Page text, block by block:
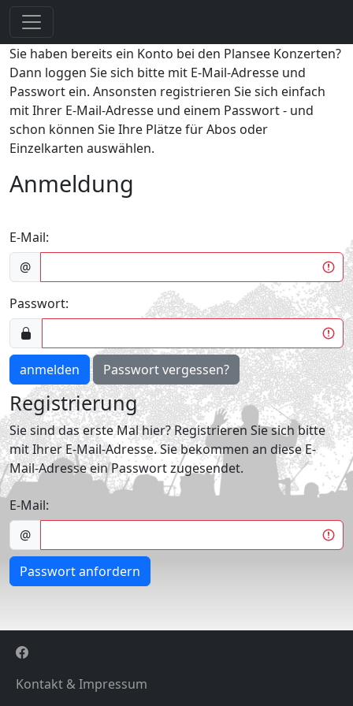
Sie haben bereits ein Konto bei den Plansee Konzerten?
Dann loggen Sie sich bitte mit E-Mail-Adresse und
Passwort ein. Ansonsten registrieren Sie sich einfach
mit Ihrer E-Mail-Adresse und einem Passwort - und
schon können Sie Ihre Plätze für Abos oder
Einzelkarten auswählen.
Anmeldung
E-Mail:
@
Passwort:
anmelden Passwort vergessen?
Registrierung
Sie sind das erste Mal hier? Registrieren Sie sich bitte
mit Ihrer E-Mail-Adresse. Sie bekommen an diese E-
Mail-Adresse ein Passwort zugesendet.
E-Mail:
@
Passwort anfordern
Kontakt & Impressum